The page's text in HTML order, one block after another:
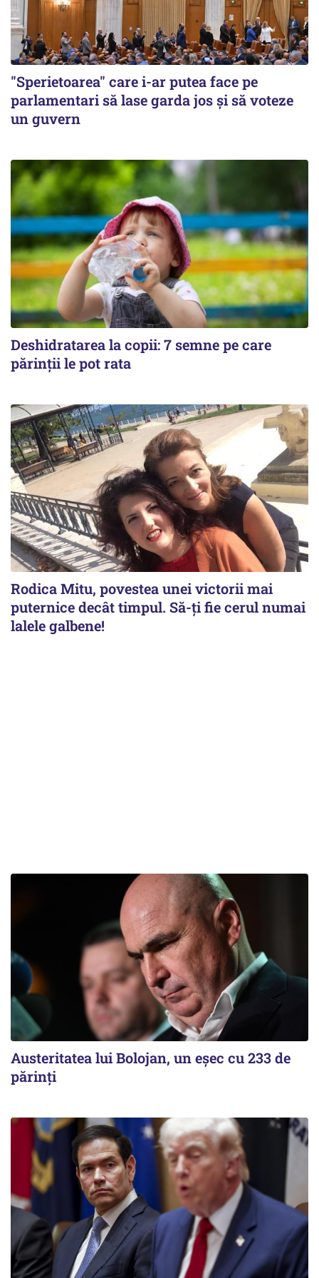
"Sperietoarea" care i-ar putea face pe
parlamentari să lase garda jos și să voteze
un guvern
Deshidratarea la copii: 7 semne pe care
părinții le pot rata
Rodica Mitu, povestea unei victorii mai
puternice decât timpul. Să-ți fie cerul numai
lalele galbene!
Austeritatea lui Bolojan, un eșec cu 233 de
părinți